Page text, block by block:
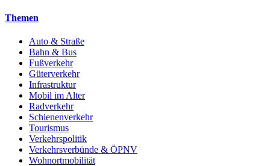
Themen
Auto & Straße
Bahn & Bus
Fußverkehr
Güterverkehr
Infrastruktur
Mobil im Alter
Radverkehr
Schienenverkehr
Tourismus
Verkehrspolitik
Verkehrsverbünde & ÖPNV
Wohnortmobilität